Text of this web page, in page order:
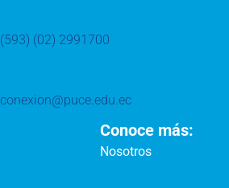
(593) (02) 2991700
conexion@puce.edu.ec
Conoce más:
Nosotros